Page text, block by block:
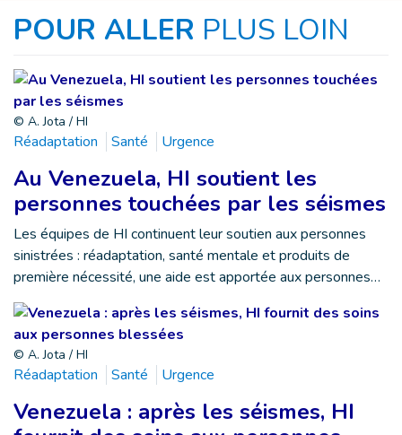
POUR ALLER PLUS LOIN
© A. Jota / HI
Réadaptation Santé Urgence
Au Venezuela, HI soutient les
personnes touchées par les séismes
Les équipes de HI continuent leur soutien aux personnes
sinistrées : réadaptation, santé mentale et produits de
première nécessité, une aide est apportée aux personnes…
© A. Jota / HI
Réadaptation Santé Urgence
Venezuela : après les séismes, HI